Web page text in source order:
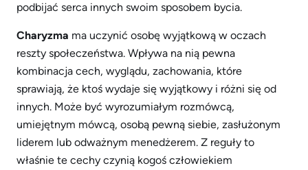
podbijać serca innych swoim sposobem bycia.
Charyzma ma uczynić osobę wyjątkową w oczach
reszty społeczeństwa. Wpływa na nią pewna
kombinacja cech, wyglądu, zachowania, które
sprawiają, że ​​ktoś wydaje się wyjątkowy i różni się od
innych. Może być wyrozumiałym rozmówcą,
umiejętnym mówcą, osobą pewną siebie, zasłużonym
liderem lub odważnym menedżerem. Z reguły to
właśnie te cechy czynią kogoś człowiekiem